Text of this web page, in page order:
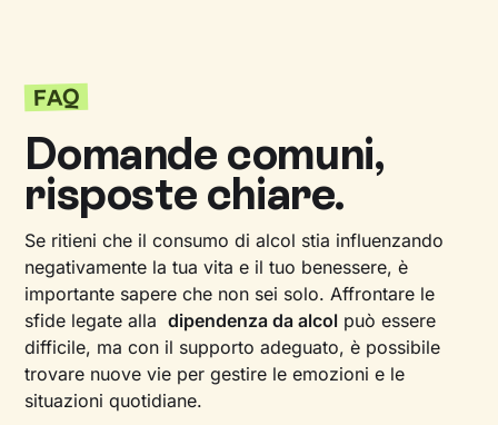
FAQ
Domande comuni,
risposte chiare.
Se ritieni che il consumo di alcol stia influenzando
negativamente la tua vita e il tuo benessere, è
importante sapere che non sei solo. Affrontare le
sfide legate alladipendenza da alcol può essere
difficile, ma con il supporto adeguato, è possibile
trovare nuove vie per gestire le emozioni e le
situazioni quotidiane.